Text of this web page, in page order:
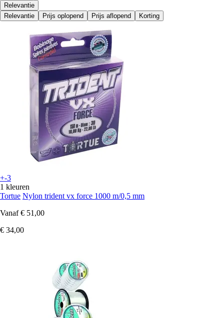
Relevantie
Relevantie
Prijs oplopend Prijs aflopend Korting
+-3
1 kleuren
Tortue Nylon trident vx force 1000 m/0,5 mm
Vanaf € 51,00
€ 34,00